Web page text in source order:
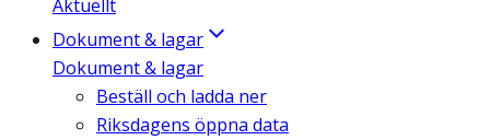
Aktuellt
Dokument & lagar
Dokument & lagar
Beställ och ladda ner
Riksdagens öppna data